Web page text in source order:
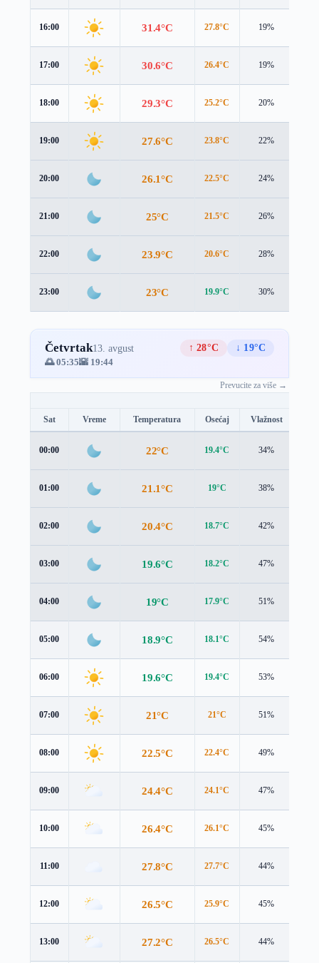
16:00 31.4°C 27.8°C 19%
17:00 30.6°C 26.4°C 19%
18:00 29.3°C 25.2°C 20%
19:00 27.6°C 23.8°C 22%
20:00 26.1°C 22.5°C 24%
21:00 25°C 21.5°C 26%
22:00 23.9°C 20.6°C 28%
23:00 23°C 19.9°C 30%
Četvrtak13. avgust ↑ 28°C
↓ 19°C
🌅 05:35🌇 19:44
Prevucite za više →
Sat Vreme Temperatura Osećaj Vlažnost
00:00 22°C 19.4°C 34%
01:00 21.1°C 19°C 38%
02:00 20.4°C 18.7°C 42%
03:00 19.6°C 18.2°C 47%
04:00 19°C 17.9°C 51%
05:00 18.9°C 18.1°C 54%
06:00 19.6°C 19.4°C 53%
07:00 21°C 21°C 51%
08:00 22.5°C 22.4°C 49%
09:00 24.4°C 24.1°C 47%
10:00 26.4°C 26.1°C 45%
11:00 27.8°C 27.7°C 44%
12:00 26.5°C 25.9°C 45%
13:00 27.2°C 26.5°C 44%